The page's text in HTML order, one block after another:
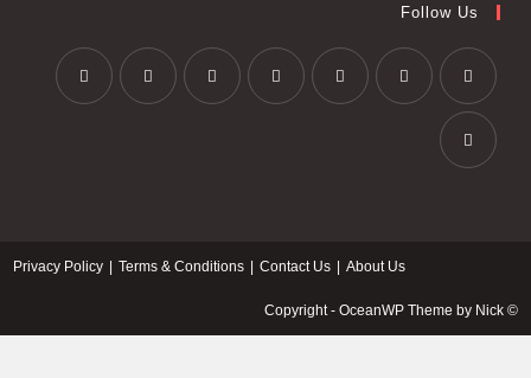
Follow Us
About Us
Contact Us
Terms & Conditions
Privacy Policy
© Copyright - OceanWP Theme by Nick